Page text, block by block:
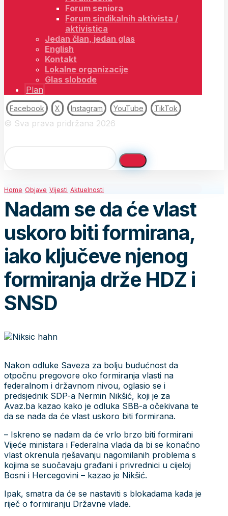
Forum seniora
Forum sindikalnih aktivista /
aktivistica
Jedan član, jedan glas
English
Kontakt
Lokalne organizacije
Glas slobode
Plan
Facebook X Instagram YouTube TikTok
© Sva prava pridržana 2026
Home Objave Vijesti Aktuelnosti
Nadam se da će vlast
uskoro biti formirana,
iako ključeve njenog
formiranja drže HDZ i
SNSD
Nakon odluke Saveza za bolju budućnost da
otpočnu pregovore oko formiranja vlasti na
federalnom i državnom nivou, oglasio se i
predsjednik SDP-a Nermin Nikšić, koji je za
Avaz.ba kazao kako je odluka SBB-a očekivana te
da se nada da će vlast uskoro biti formirana.
– Iskreno se nadam da će vrlo brzo biti formirani
Vijeće ministara i Federalna vlada da bi se konačno
vlast okrenula rješavanju nagomilanih problema s
kojima se suočavaju građani i privrednici u cijeloj
Bosni i Hercegovini – kazao je Nikšić.
Ipak, smatra da će se nastaviti s blokadama kada je
riječ o formiranju Državne vlade.